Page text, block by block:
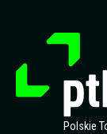
Polskie